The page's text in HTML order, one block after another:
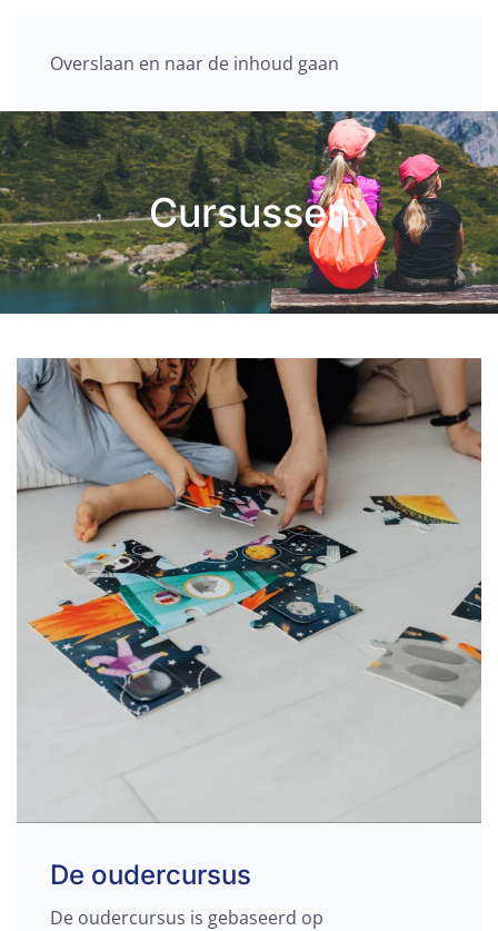
Overslaan en naar de inhoud gaan
Cursussen
De oudercursus
De oudercursus is gebaseerd op